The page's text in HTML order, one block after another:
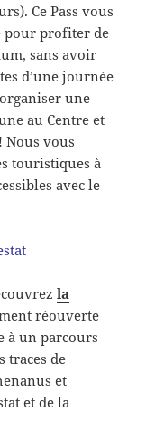
Ce Pass vous
pour profiter de
sans avoir
d’une journée
une
au Centre et
Nous vous
touristiques à
avec le
la
réouverte
à un parcours
traces de
et
et de la